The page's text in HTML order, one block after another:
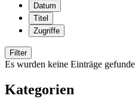
Datum
Titel
Zugriffe
Filter
Es wurden keine Einträge
Kategorien